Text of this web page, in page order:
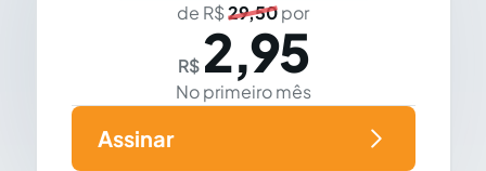
de R$29,50por
R$ 2,95
No primeiro mês
Assinar